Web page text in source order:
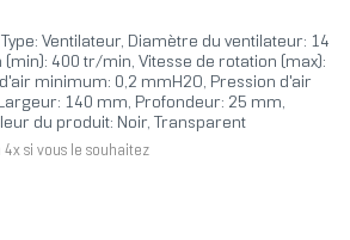
Ventilateur, Diamètre du ventilateur: 14
(min): 400 tr/min, Vitesse de rotation (max):
minimum: 0,2 mmH2O, Pression d'air
140 mm, Profondeur: 25 mm,
du produit: Noir, Transparent
4x si vous le souhaitez